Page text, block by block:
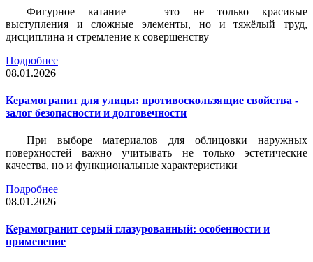
Фигурное катание — это не только красивые
выступления и сложные элементы, но и тяжёлый труд,
дисциплина и стремление к совершенству
Подробнее
08.01.2026
Керамогранит для улицы: противоскользящие свойства -
залог безопасности и долговечности
При выборе материалов для облицовки наружных
поверхностей важно учитывать не только эстетические
качества, но и функциональные характеристики
Подробнее
08.01.2026
Керамогранит серый глазурованный: особенности и
применение